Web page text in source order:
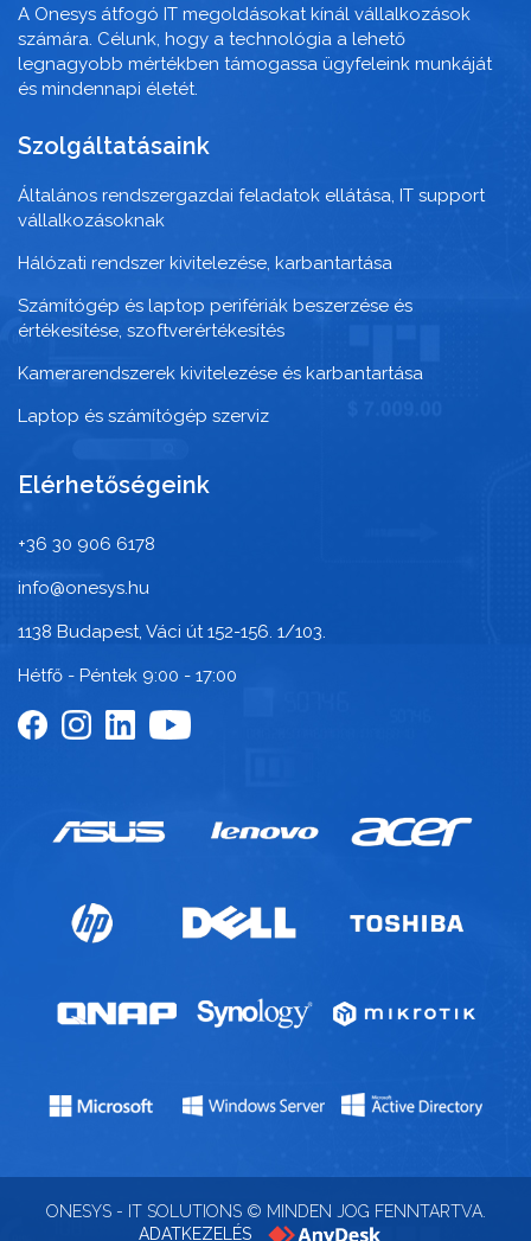
A Onesys átfogó IT megoldásokat kínál vállalkozások
számára. Célunk, hogy a technológia a lehető
legnagyobb mértékben támogassa ügyfeleink munkáját
és mindennapi életét.
Szolgáltatásaink
Általános rendszergazdai feladatok ellátása, IT support
vállalkozásoknak
Hálózati rendszer kivitelezése, karbantartása
Számítógép és laptop perifériák beszerzése és
értékesítése, szoftverértékesítés
Kamerarendszerek kivitelezése és karbantartása
Laptop és számítógép szerviz
Elérhetőségeink
+36 30 906 6178
info@onesys.hu
1138 Budapest, Váci út 152-156. 1/103.
Hétfő - Péntek 9:00 - 17:00
ONESYS - IT SOLUTIONS © MINDEN JOG FENNTARTVA.
ADATKEZELÉS